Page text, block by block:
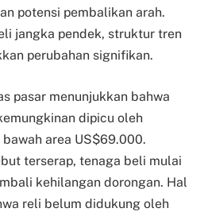
potensi pembalikan arah.
jangka pendek, struktur tren
perubahan signifikan.
pasar menunjukkan bahwa
dipicu oleh
area US$69.000.
terserap, tenaga beli mulai
kehilangan dorongan. Hal
reli belum didukung oleh